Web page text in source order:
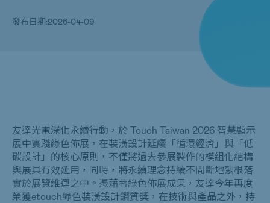
發布日期:2026-04-09
友達光電深化永續行動，於 Touch Taiwan 2026 智慧顯示
展中實踐綠色佈展，在裝潢設計延續「循環經濟」與「低
碳設計」的核心原則，不僅將過去參展製作的模組化結構
與展具有效延用，同時，將永續理念持續不間斷地紮根落
實於展覽維運之中。憑藉著綠色佈展成果，友達今年再度
榮獲etouch綠色裝潢設計鑽質獎，在技術與產品之外，持